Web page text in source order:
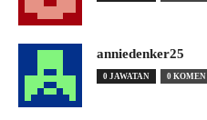
anniedenker25
0 JAWATAN 0 KOMEN